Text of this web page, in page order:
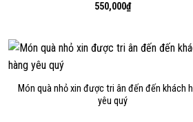
550,000₫
Món quà nhỏ xin được tri ân đến đến khách
yêu quý